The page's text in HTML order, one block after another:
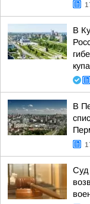
В
В
Суд